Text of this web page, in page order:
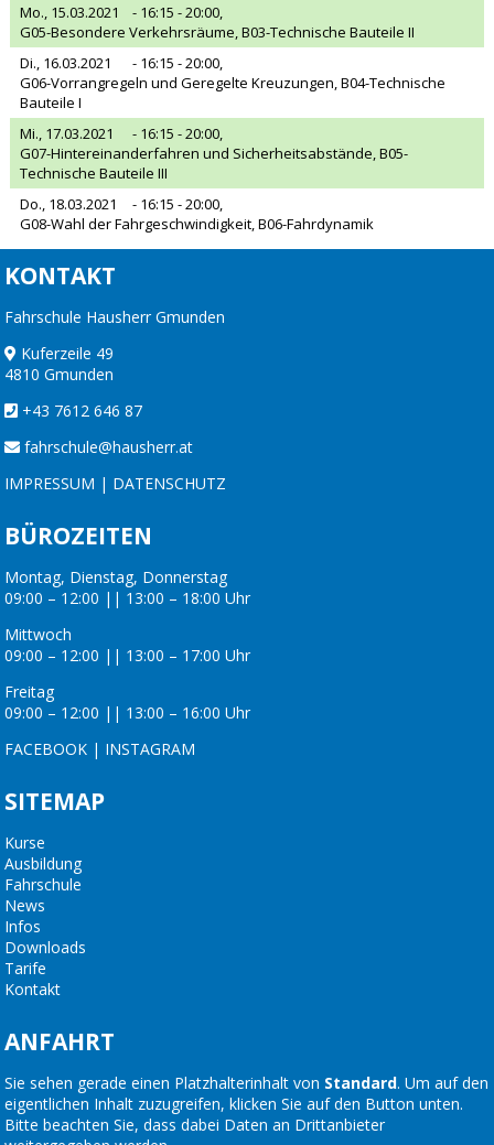
Mo., 15.03.2021
- 16:15 - 20:00,
G05-Besondere Verkehrsräume, B03-Technische Bauteile II
Di., 16.03.2021
- 16:15 - 20:00,
G06-Vorrangregeln und Geregelte Kreuzungen, B04-Technische
Bauteile I
Mi., 17.03.2021
- 16:15 - 20:00,
G07-Hintereinanderfahren und Sicherheitsabstände, B05-
Technische Bauteile III
Do., 18.03.2021
- 16:15 - 20:00,
G08-Wahl der Fahrgeschwindigkeit, B06-Fahrdynamik
KONTAKT
Fahrschule Hausherr Gmunden
Kuferzeile 49
4810 Gmunden
+43 7612 646 87
fahrschule@hausherr.at
IMPRESSUM | DATENSCHUTZ
BÜROZEITEN
Montag, Dienstag, Donnerstag
09:00 – 12:00 || 13:00 – 18:00 Uhr
Mittwoch
09:00 – 12:00 || 13:00 – 17:00 Uhr
Freitag
09:00 – 12:00 || 13:00 – 16:00 Uhr
FACEBOOK | INSTAGRAM
SITEMAP
Kurse
Ausbildung
Fahrschule
News
Infos
Downloads
Tarife
Kontakt
ANFAHRT
Sie sehen gerade einen Platzhalterinhalt von Standard. Um auf den
eigentlichen Inhalt zuzugreifen, klicken Sie auf den Button unten.
Bitte beachten Sie, dass dabei Daten an Drittanbieter